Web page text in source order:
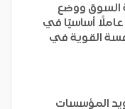
السوق ووضع
أساسيًا في
القوية في
المؤسسات